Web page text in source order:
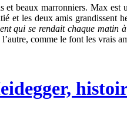
beaux marronniers. Max est
et les deux amis grandissent
qui se rendait chaque matin
comme le font les vrais